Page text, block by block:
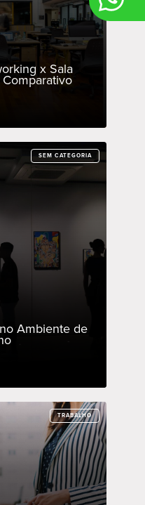
x Sala
SEM CATEGORIA
Ambiente de
SEM CATEGORIA
TRABALHO
TRABALHO